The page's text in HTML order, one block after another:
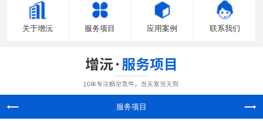
关于增沅 服务项目 应用案例 联系我们
服务项目